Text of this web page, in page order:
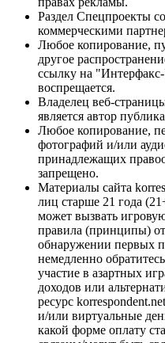
Раздел Спецпроекты
коммерческими
Любое копирование,
другое
ссылку на
воспрещается.
Владелец веб-
является автор
Любое копирование,
фотографий и/или
принадлежащих
запрещено.
Материалы сайта
лиц старше 21 года
может вызвать
правила (принципы)
обнаружении первых
немедленно
участие в азартных
доходов или
ресурс
и/или виртуальные
какой форме оплату